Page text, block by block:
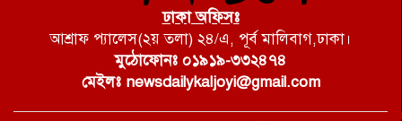
ঢাকা অফিসঃ
আশ্রাফ প্যালেস(২য় তলা) ২৪/এ, পূর্ব মালিবাগ,ঢাকা।
মুঠোফোনঃ ০১৯১৯-৩৩২৪৭৪
মেইলঃ newsdailykaljoyi@gmail.com